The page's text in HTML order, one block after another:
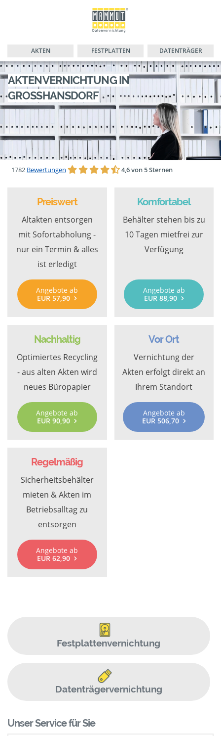
AKTEN FESTPLATTEN DATENTRÄGER
AKTENVERNICHTUNG IN
GROSSHANSDORF
1782 Bewertungen 4,6 von 5 Sternen
Preiswert
Altakten entsorgen
mit Sofortabholung -
nur ein Termin & alles
ist erledigt
Angebote ab
EUR 57,90
Komfortabel
Behälter stehen bis zu
10 Tagen mietfrei zur
Verfügung
Angebote ab
EUR 88,90
Nachhaltig
Optimiertes Recycling
- aus alten Akten wird
neues Büropapier
Angebote ab
EUR 90,90
Vor Ort
Vernichtung der
Akten erfolgt direkt an
Ihrem Standort
Angebote ab
EUR 506,70
Regelmäßig
Sicherheitsbehälter
mieten & Akten im
Betriebsalltag zu
entsorgen
Angebote ab
EUR 62,90
Festplattenvernichtung
Datenträgervernichtung
Unser Service für Sie